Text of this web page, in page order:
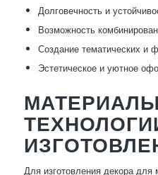
Долговечность и
Возможность
Создание тематических и
Эстетическое и уютное
Для изготовления декора